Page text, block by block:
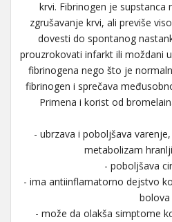
krvi. Fibrinogen je supstanca
zgrušavanje krvi, ali previše
dovesti do spontanog
prouzrokovati infarkt ili moždani
fibrinogena nego što je
fibrinogen i sprečava
Primena i korist od
- ubrzava i poboljšava
metabolizam
- poboljšava
- ima antiinflamatorno dejstvo
bolova
- može da olakša simptome